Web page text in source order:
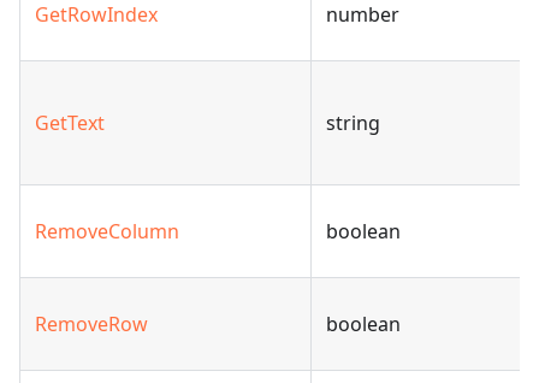
GetRowIndex number
GetText string
RemoveColumn boolean
RemoveRow boolean